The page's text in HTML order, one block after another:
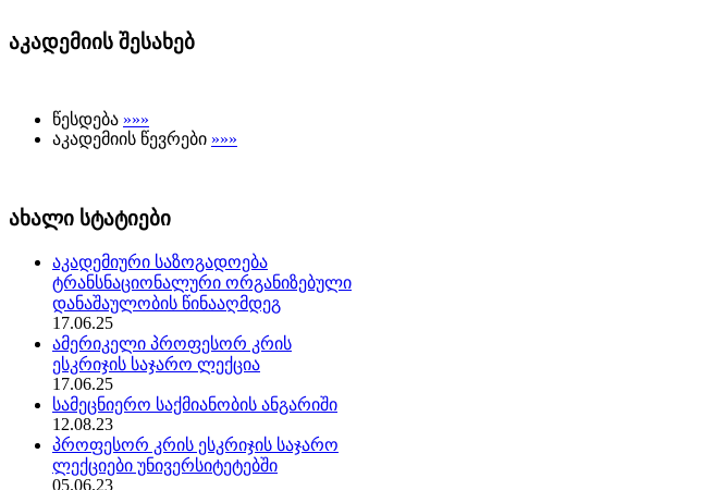
აკადემიის შესახებ
წესდება »»»
აკადემიის წევრები »»»
ახალი სტატიები
აკადემიური საზოგადოება
ტრანსნაციონალური ორგანიზებული
დანაშაულობის წინააღმდეგ
17.06.25
ამერიკელი პროფესორ კრის
ესკრიჯის საჯარო ლექცია
17.06.25
სამეცნიერო საქმიანობის ანგარიში
12.08.23
პროფესორ კრის ესკრიჯის საჯარო
ლექციები უნივერსიტეტებში
05.06.23